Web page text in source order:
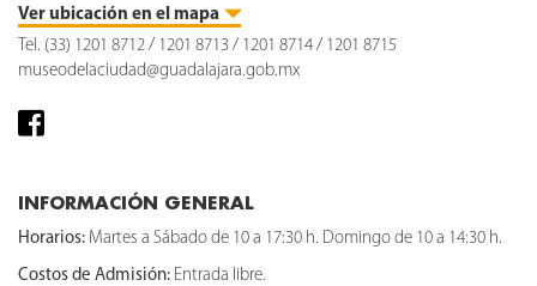
Ver ubicación en el mapa
Tel. (33) 1201 8712 / 1201 8713 / 1201 8714 / 1201 8715
museodelaciudad@guadalajara.gob.mx
INFORMACIÓN GENERAL
Horarios: Martes a Sábado de 10 a 17:30 h. Domingo de 10 a 14:30 h.
Costos de Admisión: Entrada libre.